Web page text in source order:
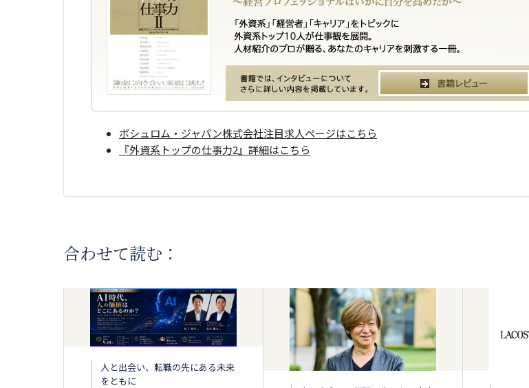
ボシュロム・ジャパン株式会社注目求人ページはこちら
『外資系トップの仕事力2』詳細はこちら
合わせて読む：
人と出会い、転職の先にある未来
をともに